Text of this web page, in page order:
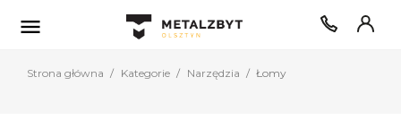

Strona główna Kategorie Narzędzia Łomy